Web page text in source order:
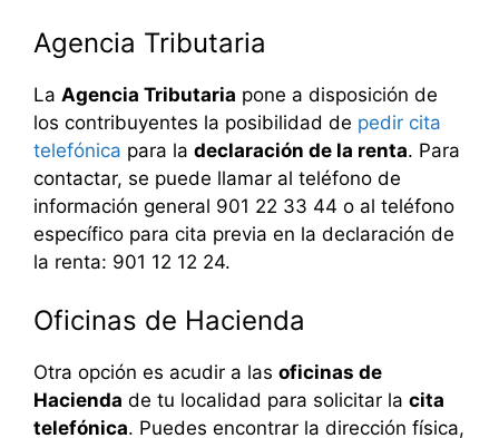
Agencia Tributaria
La Agencia Tributaria pone a disposición de
los contribuyentes la posibilidad de pedir cita
telefónica para la declaración de la renta. Para
contactar, se puede llamar al teléfono de
información general 901 22 33 44 o al teléfono
específico para cita previa en la declaración de
la renta: 901 12 12 24.
Oficinas de Hacienda
Otra opción es acudir a las oficinas de
Hacienda de tu localidad para solicitar la cita
telefónica. Puedes encontrar la dirección física,